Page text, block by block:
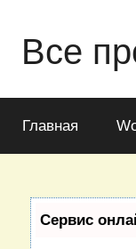
Все
Главная
Сервис